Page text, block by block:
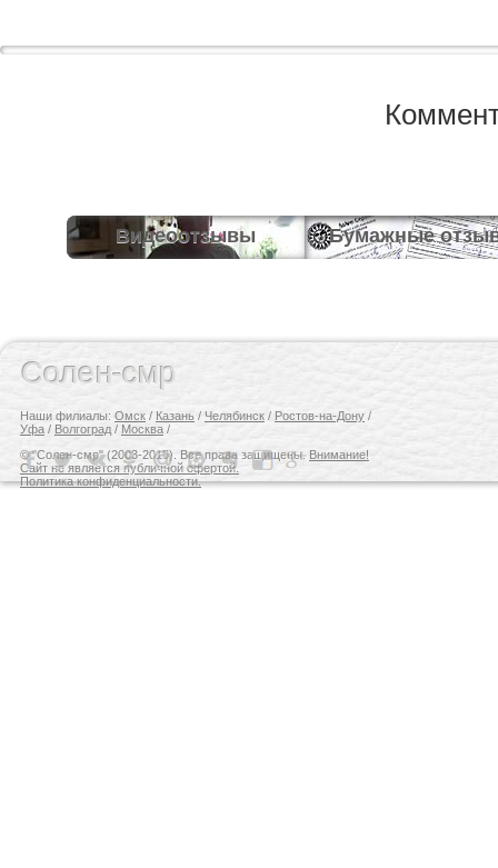
Видеоотзывы Бумажные
Солен-смр
Наши филиалы: Омск / Казань / Челябинск / Ростов-на-Дону /
Уфа / Волгоград / Москва /
© "Солен-смр" (2003-2015). Все права защищены. Внимание!
Сайт не является публичной офертой.
Политика конфиденциальности.